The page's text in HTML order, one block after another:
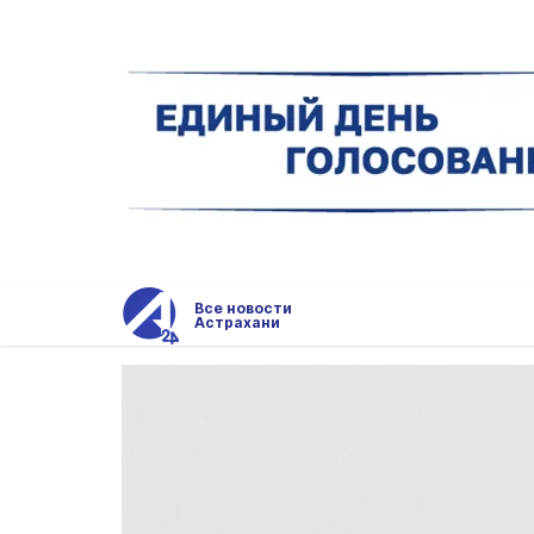
Все новости
Астрахани